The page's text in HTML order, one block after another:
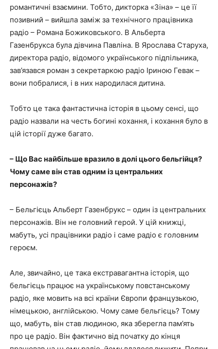
романтичні взаємини. Тобто, дикторка «Зіна» – це її
позивний – вийшла заміж за технічного працівника
радіо – Романа Божиковського. В Альберта
Газенбрукса була дівчина Павліна. В Ярослава Старуха,
директора радіо, відомого українського підпільника,
зав’язався роман з секретаркою радіо Іриною Гевак –
вони побралися, і в них народилася дитина.
Тобто це така фантастична історія в цьому сенсі, що
радіо назвали на честь богині кохання, і кохання було в
цій історії дуже багато.
– Що Вас найбільше вразило в долі цього бельгійця?
Чому саме він став одним із центральних
персонажів?
– Бельгієць Альберт Газенбрукс – один із центральних
персонажів. Він не головний герой. У цій книжці,
мабуть, усі працівники радіо і саме радіо є головним
героєм.
Але, звичайно, це така екстравагантна історія, що
бельгієць працює на українському повстанському
радіо, яке мовить на всі країни Європи французькою,
німецькою, англійською. Чому саме бельгієць? Тому
що, мабуть, він став людиною, яка зберегла пам’ять
про це радіо. Він фактично від початку до кінця